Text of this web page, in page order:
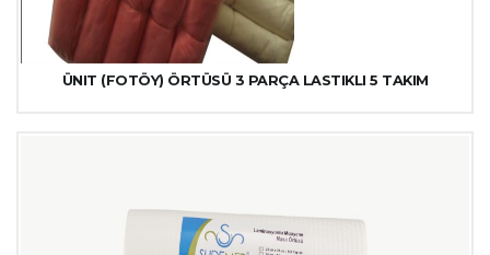
ÜNIT (FOTÖY) ÖRTÜSÜ 3 PARÇA LASTIKLI 5 TAKIM